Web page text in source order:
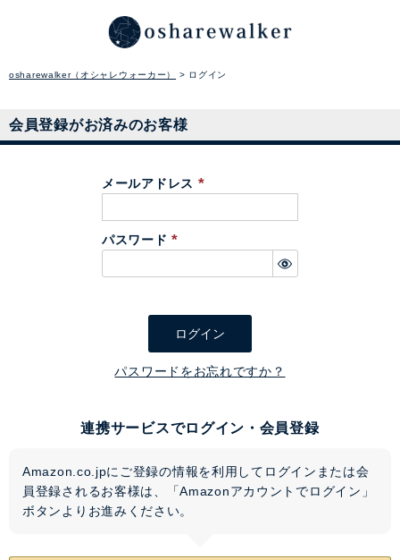
osharewalker（オシャレウォーカー） ログイン
会員登録がお済みのお客様
メールアドレス
必
パスワード
必
ログイン
パスワードをお忘れですか？
連携サービスでログイン・会員登録
Amazon.co.jpにご登録の情報を利用してログインまたは会
員登録されるお客様は、「Amazonアカウントでログイン」
ボタンよりお進みください。